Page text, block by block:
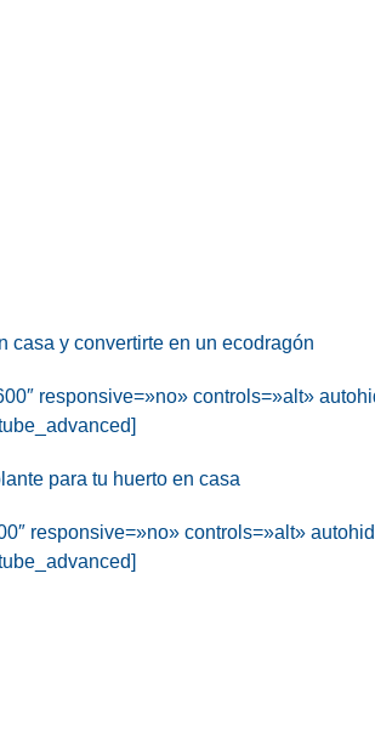
casa y convertirte en un ecodragón
responsive=»no» controls=»alt»
para tu huerto en casa
responsive=»no» controls=»alt»